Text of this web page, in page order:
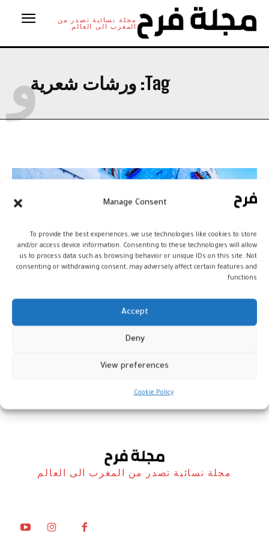
Manage Consent
To provide the best experiences, we use technologies like cookies to store
and/or access device information. Consenting to these technologies will allow
us to process data such as browsing behavior or unique IDs on this site. Not
consenting or withdrawing consent, may adversely affect certain features and
functions.
Accept
Deny
View preferences
Cookie Policy
مجلة نسائية تصدر من
المغرب الى العالم
Tag: ورشات شعريةو
شفشاون تحتفي بالدورة الجديدة
مجلة نسائية تصدر من المغرب الى العالم